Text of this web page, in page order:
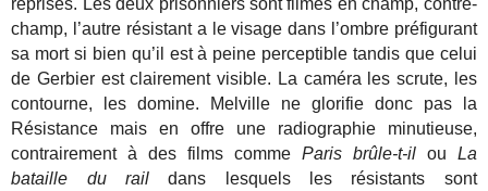
champ, l’autre résistant a le visage dans l’ombre préfigurant
sa mort si bien qu’il est à peine perceptible tandis que celui
de Gerbier est clairement visible. La caméra les scrute, les
contourne, les domine. Melville ne glorifie donc pas la
Résistance mais en offre une radiographie minutieuse,
contrairement à des films comme Paris brûle-t-ilou La
bataille du raildans lesquels les résistants sont